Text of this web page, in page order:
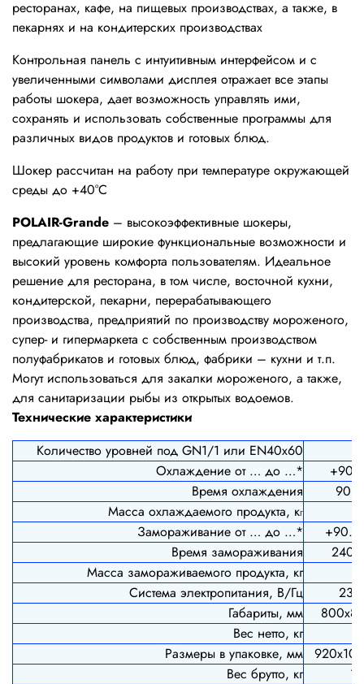
ресторанах, кафе, на пищевых производствах, а также, в
пекарнях и на кондитерских производствах
Контрольная панель с интуитивным интерфейсом и с
увеличенными символами дисплея отражает все этапы
работы шокера, дает возможность управлять ими,
сохранять и использовать собственные программы для
различных видов продуктов и готовых блюд.
Шокер рассчитан на работу при температуре окружающей
среды до +40°С
POLAIR-Grande – высокоэффективные шокеры,
предлагающие широкие функциональные возможности и
высокий уровень комфорта пользователям. Идеальное
решение для ресторана, в том числе, восточной кухни,
кондитерской, пекарни, перерабатывающего
производства, предприятий по производству мороженого,
супер- и гипермаркета с собственным производством
полуфабрикатов и готовых блюд, фабрики – кухни и т.п.
Могут использоваться для закалки мороженого, а также,
для санитаризации рыбы из открытых водоемов.
Технические характеристики
Количество уровней под GN1/1 или EN40x60
Охлаждение от … до …*
Время охлаждения
90
Масса охлаждаемого продукта, кг
Замораживание от … до …*
+90...
Время замораживания
240
Масса замораживаемого продукта, кг
Система электропитания, В/Гц
Габариты, мм
Вес нетто, кг
Размеры в упаковке, мм
Вес брутто, кг